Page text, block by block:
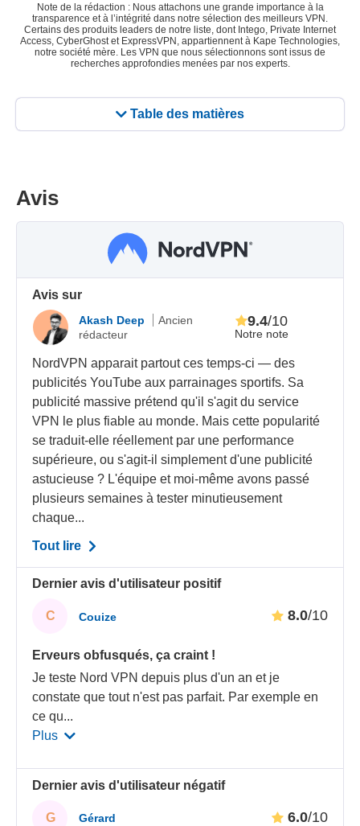
Table des matières
Note de la rédaction : Nous attachons une grande importance à la
transparence et à l’intégrité dans notre sélection des meilleurs VPN.
Certains des produits leaders de notre liste, dont Intego, Private Internet
Access, CyberGhost et ExpressVPN, appartiennent à Kape Technologies,
notre société mère. Les VPN que nous sélectionnons sont issus de
recherches approfondies menées par nos experts.
Avis
Avis sur
Akash Deep
Ancien
rédacteur
Notre note
9.4/10
NordVPN apparait partout ces temps-ci — des
publicités YouTube aux parrainages sportifs. Sa
publicité massive prétend qu'il s'agit du service
VPN le plus fiable au monde. Mais cette popularité
se traduit-elle réellement par une performance
supérieure, ou s'agit-il simplement d'une publicité
astucieuse ? L'équipe et moi-même avons passé
plusieurs semaines à tester minutieusement
chaque...
Tout lire
Dernier avis d'utilisateur positif
C Couize 8.0/10
Erveurs obfusqués, ça craint !
Je teste Nord VPN depuis plus d'un an et je
constate que tout n'est pas parfait. Par exemple en
ce qu...
Plus
Dernier avis d'utilisateur négatif
G Gérard 6.0/10